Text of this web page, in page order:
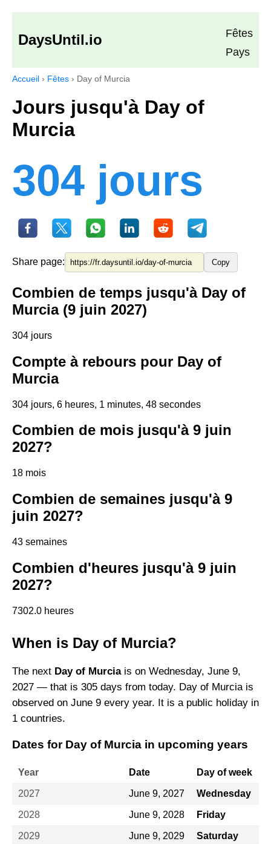
DaysUntil.io
Fêtes
Pays
Accueil › Fêtes › Day of Murcia
Jours jusqu'à Day of
Murcia
304 jours
Share page: Copy
Combien de temps jusqu'à Day of
Murcia (9 juin 2027)
304 jours
Compte à rebours pour Day of
Murcia
304 jours, 6 heures, 1 minutes, 48 secondes
Combien de mois jusqu'à 9 juin
2027?
18 mois
Combien de semaines jusqu'à 9
juin 2027?
43 semaines
Combien d'heures jusqu'à 9 juin
2027?
7302.0 heures
When is Day of Murcia?
The next Day of Murciais on Wednesday, June 9,
2027 — that is 305 days from today. Day of Murcia is
observed on June 9 every year. It is a public holiday in
1 countries.
Dates for Day of Murcia in upcoming years
Year Date Day of week
2027 June 9, 2027 Wednesday
2028 June 9, 2028 Friday
2029 June 9, 2029 Saturday